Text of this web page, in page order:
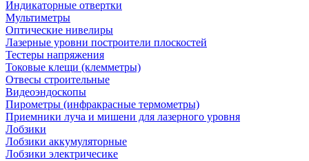
Индикаторные отвертки
Мультиметры
Оптические нивелиры
Лазерные уровни построители плоскостей
Тестеры напряжения
Токовые клещи (клемметры)
Отвесы строительные
Видеоэндоскопы
Пирометры (инфракрасные термометры)
Приемники луча и мишени для лазерного уровня
Лобзики
Лобзики аккумуляторные
Лобзики электричесике